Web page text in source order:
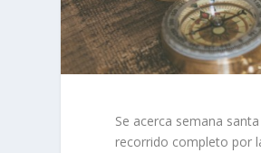
Se acerca semana
recorrido completo por